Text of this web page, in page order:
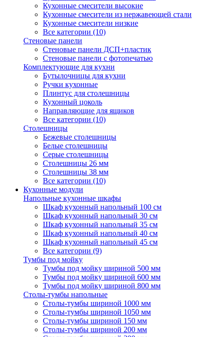
Кухонные смесители высокие
Кухонные смесители из нержавеющей стали
Кухонные смесители низкие
Все категории (10)
Стеновые панели
Стеновые панели ДСП+пластик
Стеновые панели с фотопечатью
Комплектующие для кухни
Бутылочницы для кухни
Ручки кухонные
Плинтус для столешницы
Кухонный цоколь
Направляющие для ящиков
Все категории (10)
Столешницы
Бежевые столешницы
Белые столешницы
Серые столешницы
Столешницы 26 мм
Столешницы 38 мм
Все категории (10)
Кухонные модули
Напольные кухонные шкафы
Шкаф кухонный напольный 100 см
Шкаф кухонный напольный 30 см
Шкаф кухонный напольный 35 см
Шкаф кухонный напольный 40 см
Шкаф кухонный напольный 45 см
Все категории (9)
Тумбы под мойку
Тумбы под мойку шириной 500 мм
Тумбы под мойку шириной 600 мм
Тумбы под мойку шириной 800 мм
Столы-тумбы напольные
Столы-тумбы шириной 1000 мм
Столы-тумбы шириной 1050 мм
Столы-тумбы шириной 150 мм
Столы-тумбы шириной 200 мм